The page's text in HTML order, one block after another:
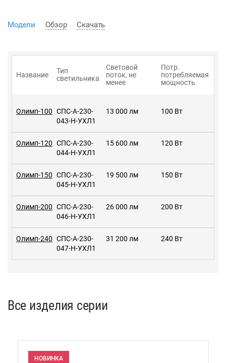
Модели Обзор Скачать
Название
Тип
светильника
Световой
поток, не
менее
Потр.
потребляемая
мощность
Олимп-100 СПС-А-230-
043-Н-УХЛ1
13 000 лм 100 Вт
Олимп-120 СПС-А-230-
044-Н-УХЛ1
15 600 лм 120 Вт
Олимп-150 СПС-А-230-
045-Н-УХЛ1
19 500 лм 150 Вт
Олимп-200 СПС-А-230-
046-Н-УХЛ1
26 000 лм 200 Вт
Олимп-240 СПС-А-230-
047-Н-УХЛ1
31 200 лм 240 Вт
Все изделия серии
НОВИНКА